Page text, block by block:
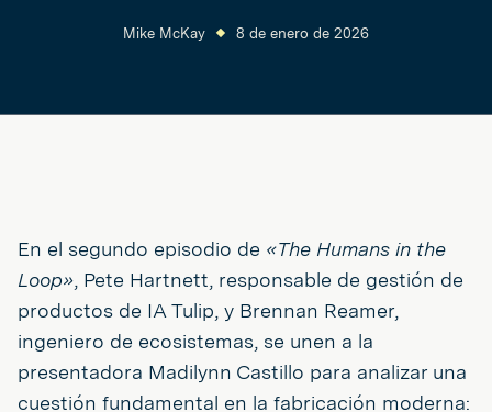
Mike McKay 8 de enero de 2026
En el segundo episodio de «The Humans in the
Loop», Pete Hartnett, responsable de gestión de
productos de IA Tulip, y Brennan Reamer,
ingeniero de ecosistemas, se unen a la
presentadora Madilynn Castillo para analizar una
cuestión fundamental en la fabricación moderna: